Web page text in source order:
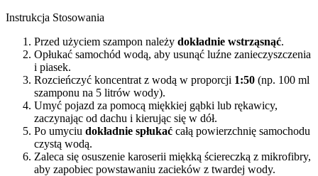
Instrukcja Stosowania
Przed użyciem szampon należy dokładnie wstrząsnąć.
Opłukać samochód wodą, aby usunąć luźne zanieczyszczenia
i piasek.
Rozcieńczyć koncentrat z wodą w proporcji 1:50 (np. 100 ml
szamponu na 5 litrów wody).
Umyć pojazd za pomocą miękkiej gąbki lub rękawicy,
zaczynając od dachu i kierując się w dół.
Po umyciu dokładnie spłukać całą powierzchnię samochodu
czystą wodą.
Zaleca się osuszenie karoserii miękką ściereczką z mikrofibry,
aby zapobiec powstawaniu zacieków z twardej wody.